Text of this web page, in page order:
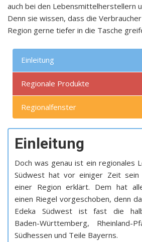
auch bei den Lebensmittelherstellern
Denn sie wissen, dass die
Region gerne tiefer in die Tasche
Einleitung
Regionale Produkte
Regionalfenster
Einleitung
Doch was genau ist ein regionales
Südwest hat vor einiger Zeit sein
einer Region erklärt. Dem hat
einen Riegel vorgeschoben, denn
Edeka Südwest ist fast die
Baden-Württemberg, Rheinland-
Südhessen und Teile Bayerns.